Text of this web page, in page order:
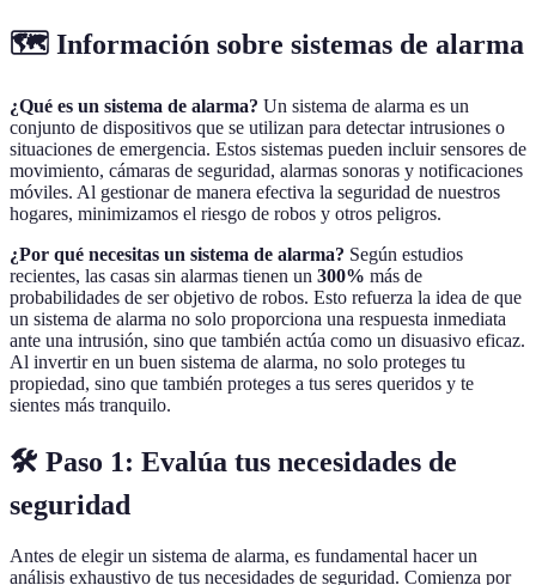
🗺️ Información sobre sistemas de alarma
¿Qué es un sistema de alarma? Un sistema de alarma es un
conjunto de dispositivos que se utilizan para detectar intrusiones o
situaciones de emergencia. Estos sistemas pueden incluir sensores de
movimiento, cámaras de seguridad, alarmas sonoras y notificaciones
móviles. Al gestionar de manera efectiva la seguridad de nuestros
hogares, minimizamos el riesgo de robos y otros peligros.
¿Por qué necesitas un sistema de alarma? Según estudios
recientes, las casas sin alarmas tienen un 300% más de
probabilidades de ser objetivo de robos. Esto refuerza la idea de que
un sistema de alarma no solo proporciona una respuesta inmediata
ante una intrusión, sino que también actúa como un disuasivo eficaz.
Al invertir en un buen sistema de alarma, no solo proteges tu
propiedad, sino que también proteges a tus seres queridos y te
sientes más tranquilo.
🛠️ Paso 1: Evalúa tus necesidades de
seguridad
Antes de elegir un sistema de alarma, es fundamental hacer un
análisis exhaustivo de tus necesidades de seguridad. Comienza por